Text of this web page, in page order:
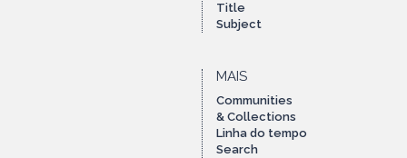
Title
Subject
MAIS
Communities
& Collections
Linha do tempo
Search